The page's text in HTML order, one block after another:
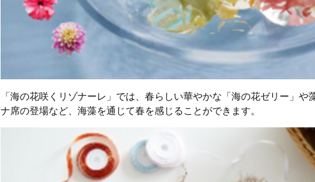
「海の花咲くリゾナーレ」では、春らしい華やかな「海の花ゼリー」や
ナ席の登場など、海藻を通じて春を感じることができます。